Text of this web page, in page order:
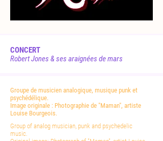
CONCERT
Robert Jones & ses araignées de mars
Groupe de musicien analogique, musique punk et
psychédélique.
Image originale : Photographie de "Maman", artiste
Louise Bourgeois.
Group of analog musician, punk and psychedelic
music.